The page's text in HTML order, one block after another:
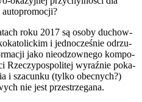
roku 2017 są oso­by duchow­
i jed­no­cze­śnie odrzu­
jako nie­odzow­ne­go kom­po­
Rze­czy­po­spo­li­tej wyraź­nie poka­
i sza­cun­ku (tyl­ko obec­nych?)
nie jest prze­strze­ga­na.